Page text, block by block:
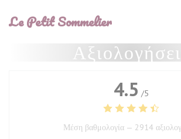
Le Petit Sommelier
4.5 /5
Μέση βαθμολογία — 2914